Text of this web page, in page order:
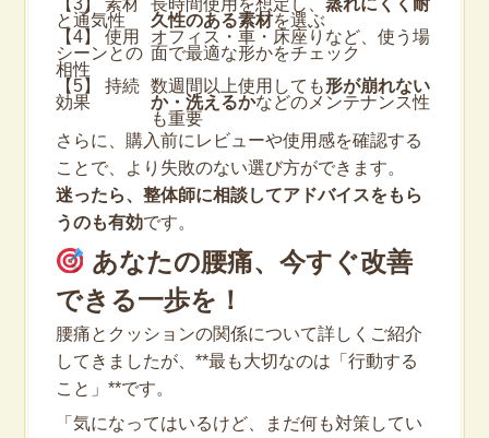
【3】 素材
と通気性
長時間使用を想定し、 蒸れにくく耐
久性のある素材を選ぶ
【4】 使用
シーンとの
相性
オフィス・車・床座りなど、使う場
面で最適な形かをチェック
【5】 持続
効果
数週間以上使用しても形が崩れない
か・洗えるかなどのメンテナンス性
も重要
さらに、購入前にレビューや使用感を確認する
ことで、より失敗のない選び方ができます。
迷ったら、整体師に相談してアドバイスをもら
うのも有効です。
あなたの腰痛、今すぐ改善
できる一歩を！
腰痛とクッションの関係について詳しくご紹介
してきましたが、**最も大切なのは「行動する
こと」**です。
「気になってはいるけど、まだ何も対策してい